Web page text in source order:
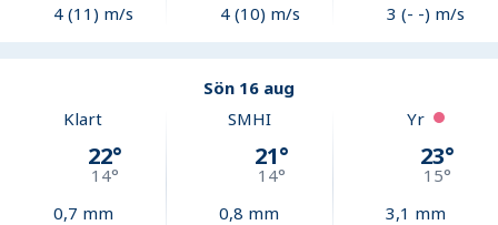
4 (11) m/s
4 (10) m/s
3 (- -) m/s
Sön 16 aug
Klart
22°
14°
0,7 mm
SMHI
21°
14°
0,8 mm
Yr
23°
15°
3,1 mm